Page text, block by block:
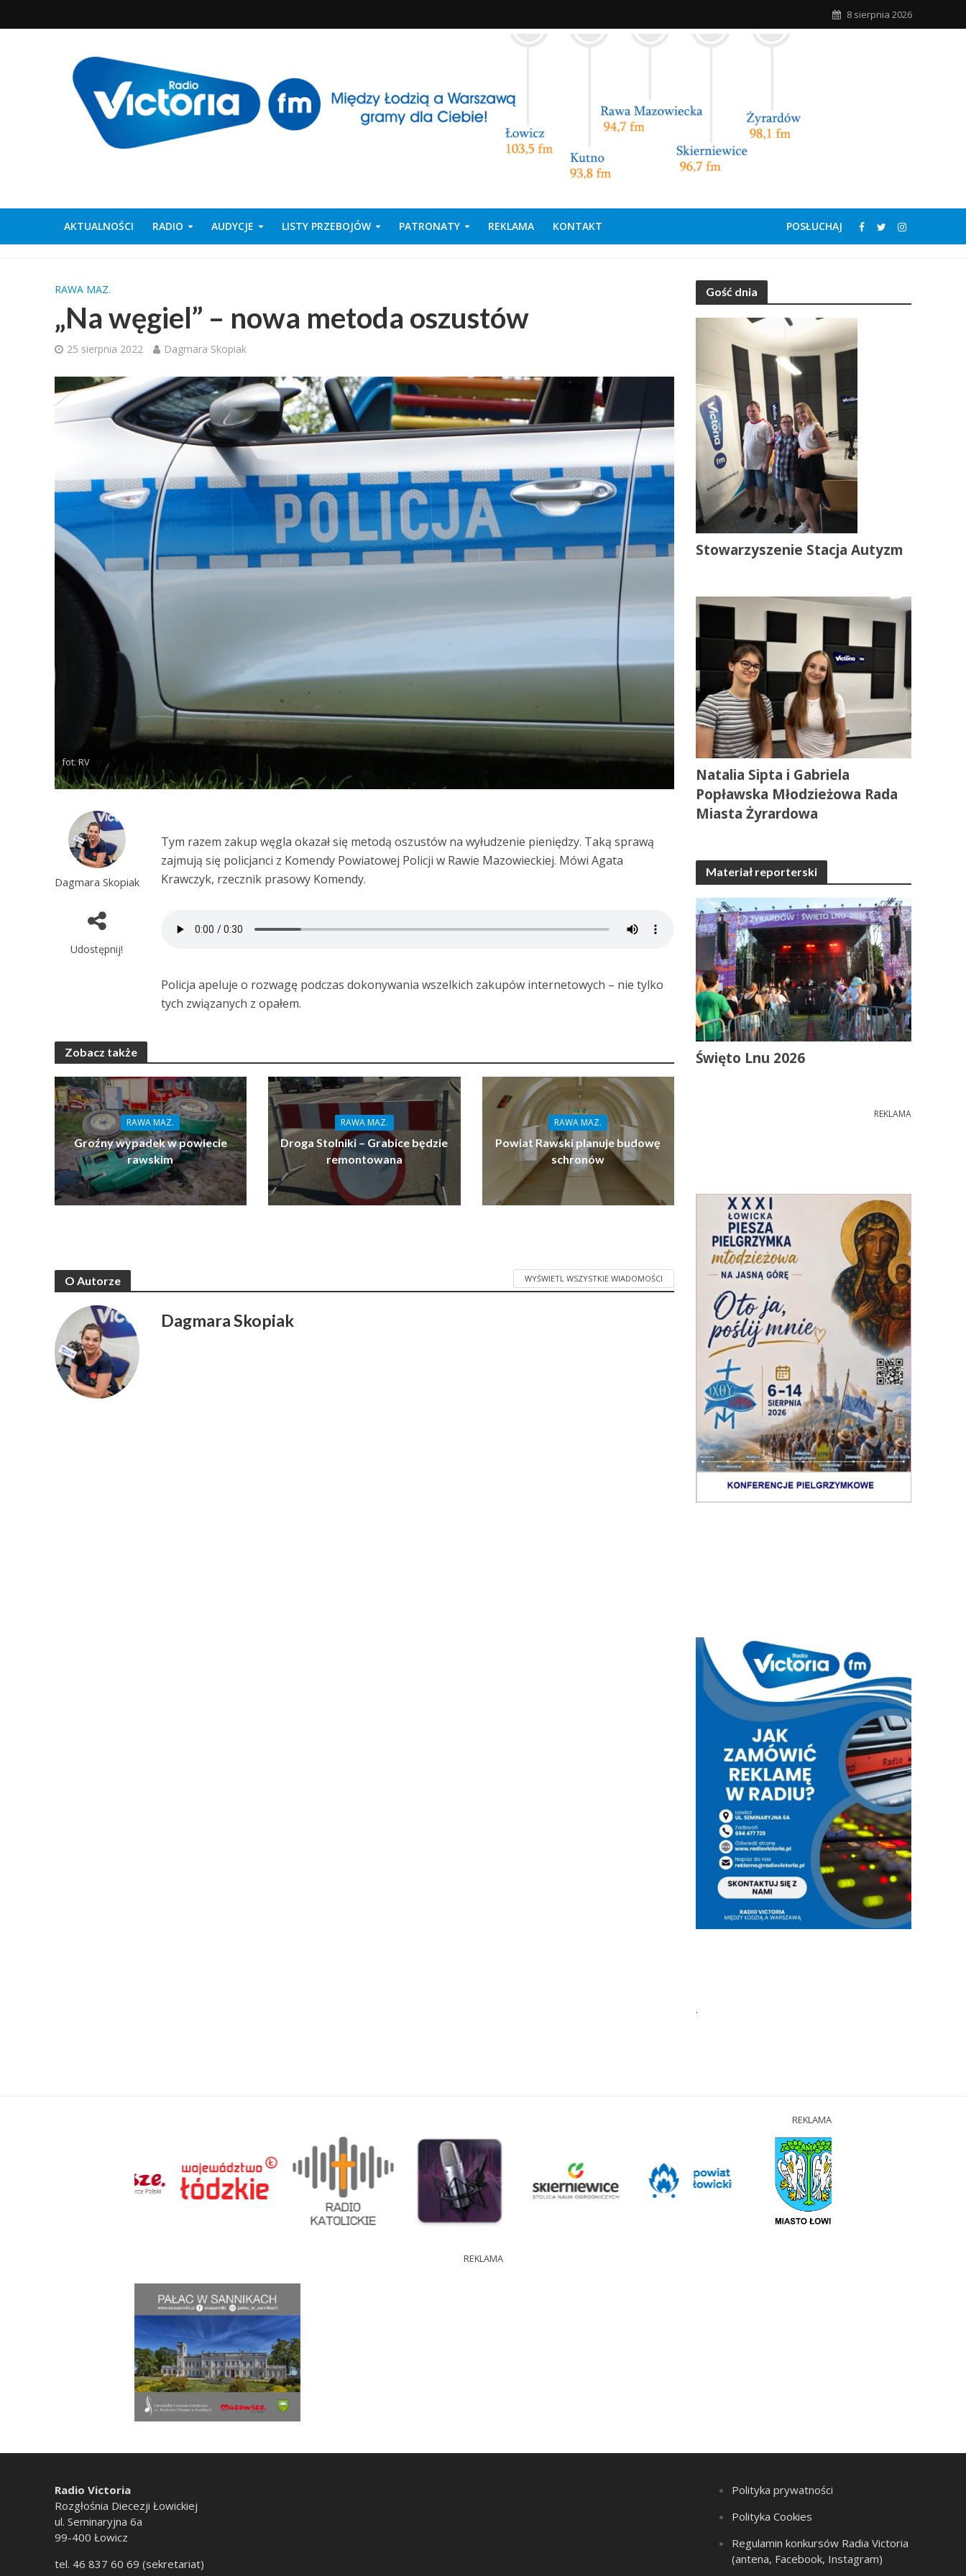
8 sierpnia 2026
AKTUALNOŚCI RADIO AUDYCJE LISTY PRZEBOJÓW PATRONATY REKLAMA KONTAKT POSŁUCHAJ
RAWA MAZ.
„Na węgiel” – nowa metoda oszustów
25 sierpnia 2022 Dagmara Skopiak
fot. RV
Dagmara Skopiak
Udostępnij!
Tym razem zakup węgla okazał się metodą oszustów na wyłudzenie pieniędzy. Taką sprawą
zajmują się policjanci z Komendy Powiatowej Policji w Rawie Mazowieckiej. Mówi Agata
Krawczyk, rzecznik prasowy Komendy.
Policja apeluje o rozwagę podczas dokonywania wszelkich zakupów internetowych – nie tylko
tych związanych z opałem.
Zobacz także
RAWA MAZ.
Groźny wypadek w powiecie
rawskim
RAWA MAZ.
Droga Stolniki – Grabice będzie
remontowana
RAWA MAZ.
Powiat Rawski planuje budowę
schronów
O Autorze WYŚWIETL WSZYSTKIE WIADOMOŚCI
Dagmara Skopiak
Gość dnia
Stowarzyszenie Stacja Autyzm
Natalia Sipta i Gabriela
Popławska Młodzieżowa Rada
Miasta Żyrardowa
Materiał reporterski
Święto Lnu 2026
REKLAMA
.
REKLAMA
REKLAMA
Radio Victoria
Rozgłośnia Diecezji Łowickiej
ul. Seminaryjna 6a
99-400 Łowicz
tel. 46 837 60 69 (sekretariat)
Polityka prywatności
Polityka Cookies
Regulamin konkursów Radia Victoria
(antena, Facebook, Instagram)